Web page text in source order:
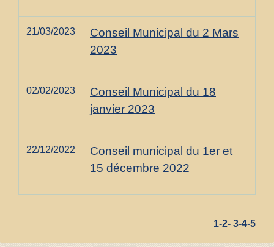
21/03/2023
Conseil Municipal du 2 Mars
2023
02/02/2023
Conseil Municipal du 18
janvier 2023
22/12/2022
Conseil municipal du 1er et
15 décembre 2022
1-2- 3-4-5